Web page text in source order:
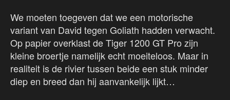
We moeten toegeven dat we een motorische
variant van David tegen Goliath hadden verwacht.
Op papier overklast de Tiger 1200 GT Pro zijn
kleine broertje namelijk echt moeiteloos. Maar in
realiteit is de rivier tussen beide een stuk minder
diep en breed dan hij aanvankelijk lijkt…